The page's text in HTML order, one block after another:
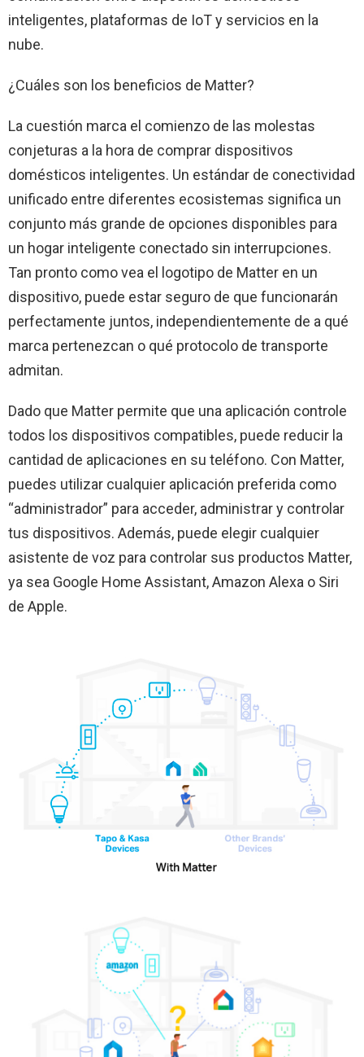
inteligentes, plataformas de IoT y servicios en la
nube.
¿Cuáles son los beneficios de Matter?
La cuestión marca el comienzo de las molestas
conjeturas a la hora de comprar dispositivos
domésticos inteligentes. Un estándar de conectividad
unificado entre diferentes ecosistemas significa un
conjunto más grande de opciones disponibles para
un hogar inteligente conectado sin interrupciones.
Tan pronto como vea el logotipo de Matter en un
dispositivo, puede estar seguro de que funcionarán
perfectamente juntos, independientemente de a qué
marca pertenezcan o qué protocolo de transporte
admitan.
Dado que Matter permite que una aplicación controle
todos los dispositivos compatibles, puede reducir la
cantidad de aplicaciones en su teléfono. Con Matter,
puedes utilizar cualquier aplicación preferida como
“administrador” para acceder, administrar y controlar
tus dispositivos. Además, puede elegir cualquier
asistente de voz para controlar sus productos Matter,
ya sea Google Home Assistant, Amazon Alexa o Siri
de Apple.